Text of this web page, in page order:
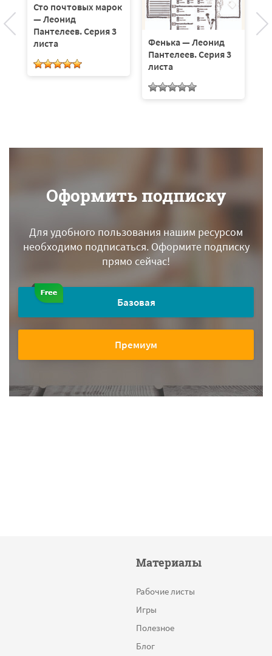
—
Сто почтовых марок
— Леонид
Пантелеев. Серия 3
листа
Фенька — Леонид
Пантелеев. Серия 3
листа
Оформить подписку
Для удобного пользования нашим ресурсом
необходимо подписаться.Оформите подписку
прямо сейчас!
Базовая
Премиум
Материалы
Рабочие листы
Игры
Полезное
Блог